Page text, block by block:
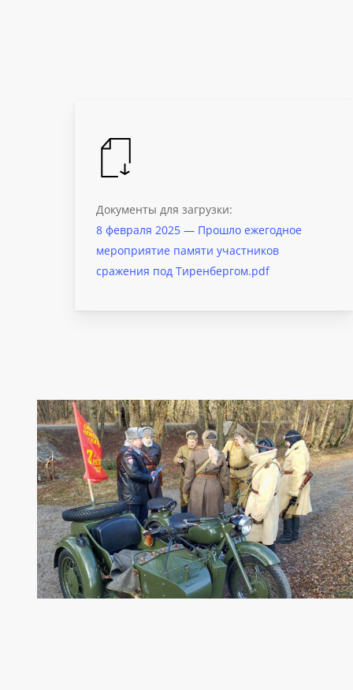
Документы для загрузки:
8 февраля 2025 — Прошло ежегодное
мероприятие памяти участников
сражения под Тиренбергом.pdf